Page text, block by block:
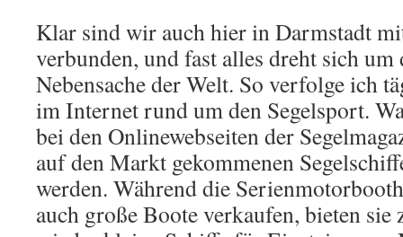
Klar sind wir auch hier in Darmstadt
verbunden, und fast alles dreht sich um
Nebensache der Welt. So verfolge ich
im Internet rund um den Segelsport.
bei den Onlinewebseiten der
auf den Markt gekommenen
werden. Während die
auch große Boote verkaufen, bieten